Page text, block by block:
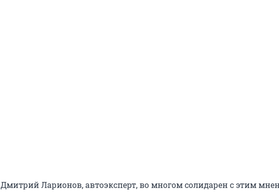
Дмитрий Ларионов, автоэксперт, во многом солидарен с этим